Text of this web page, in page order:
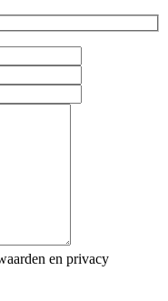
en privacy